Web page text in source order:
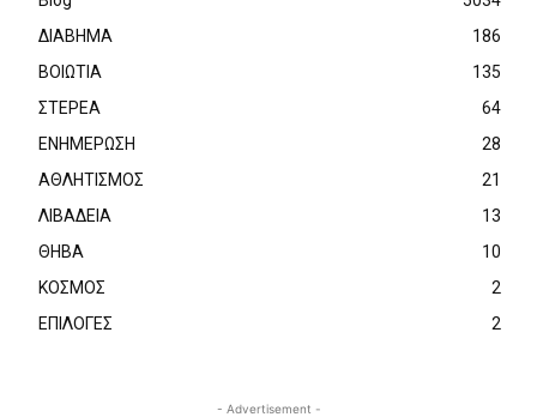
ΔΙΑΒΗΜΑ
186
ΒΟΙΩΤΙΑ
135
ΣΤΕΡΕΑ
64
ΕΝΗΜΕΡΩΣΗ
28
ΑΘΛΗΤΙΣΜΟΣ
21
ΛΙΒΑΔΕΙΑ
13
ΘΗΒΑ
10
ΚΟΣΜΟΣ
2
ΕΠΙΛΟΓΕΣ
2
- Advertisement -